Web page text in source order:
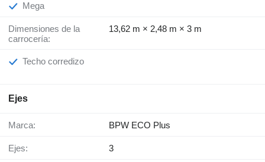
Mega
Dimensiones de la
carrocería:
13,62 m × 2,48 m × 3 m
Techo corredizo
Ejes
Marca: BPW ECO Plus
Ejes: 3